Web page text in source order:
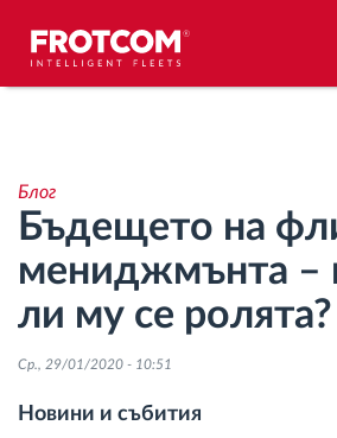
Анализ на стила на шофиране
Наблюдение на времената за
Управление на работната сила
Дистанционно сваляне на
Блог
Бъдещето на
мениджмънта –
ли му се ролята?
Ср., 29/01/2020 - 10:51
Новини и събития